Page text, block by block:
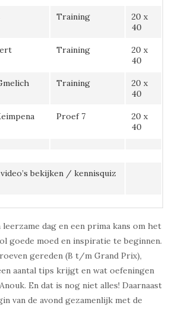
Training
20 x
40
Training
20 x
40
Training
20 x
40
Proef 7
20 x
40
bekijken / kennisquiz
dag en een prima kans om het
goede moed en inspiratie te beginnen.
gereden (B t/m Grand Prix),
aantal tips krijgt en wat oefeningen
En dat is nog niet alles! Daarnaast
van de avond gezamenlijk met de